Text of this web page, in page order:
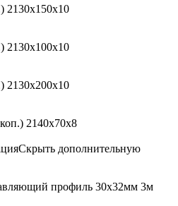
2130x150x10
2130x100x10
2130x200x10
2140x70x8
Скрыть дополнительную
профиль 30х32мм 3м